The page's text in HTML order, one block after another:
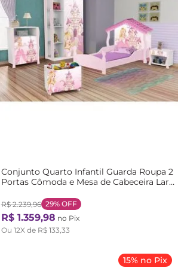
Conjunto Quarto Infantil Guarda Roupa 2
Portas Cômoda e Mesa de Cabeceira Lara
R$ 2.239,96 29%OFF
R$ 1.359,98 no Pix
Ou 12X de R$ 133,33
15% no Pix